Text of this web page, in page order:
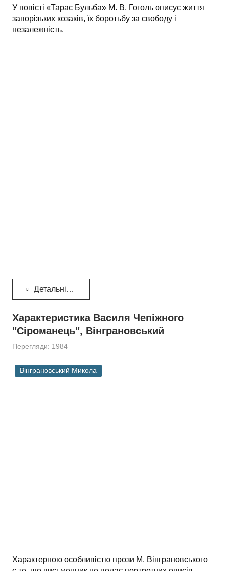
У повісті «Тарас Бульба» М. В. Гоголь описує життя
запорізьких козаків, їх боротьбу за свободу і
незалежність.
Детальніше...
Характеристика Василя Чепіжного
"Сіроманець", Вінграновський
Перегляди: 1984
Вінграновський Микола
Характерною особливістю прози М. Вінграновського